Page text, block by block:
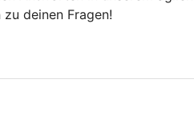
zu deinen Fragen!